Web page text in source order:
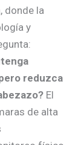
donde la
y
reduzca
El
de alta